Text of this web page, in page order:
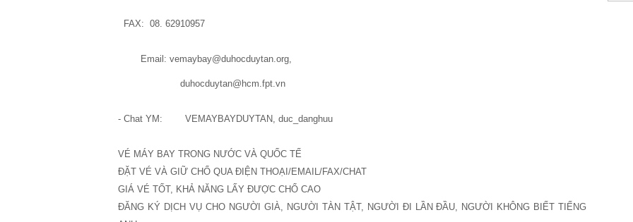
FAX: 08. 62910957
Email: vemaybay@duhocduytan.org,
duhocduytan@hcm.fpt.vn
- Chat YM: VEMAYBAYDUYTAN, duc_danghuu
VÉ MÁY BAY TRONG NƯỚC VÀ QUỐC TẾ
ÐẶT VÉ VÀ GIỮ CHỔ QUA ÐIỆN THOẠI/EMAIL/FAX/CHAT
GIÁ VÉ TỐT, KHẢ NĂNG LẤY ÐƯỢC CHỔ CAO
ÐĂNG KÝ DỊCH VỤ CHO NGƯỜI GIÀ, NGƯỜI TÀN TẬT, NGƯỜI ÐI LẦN ÐẦU, NGƯỜI KHÔNG BIẾT TIẾNG